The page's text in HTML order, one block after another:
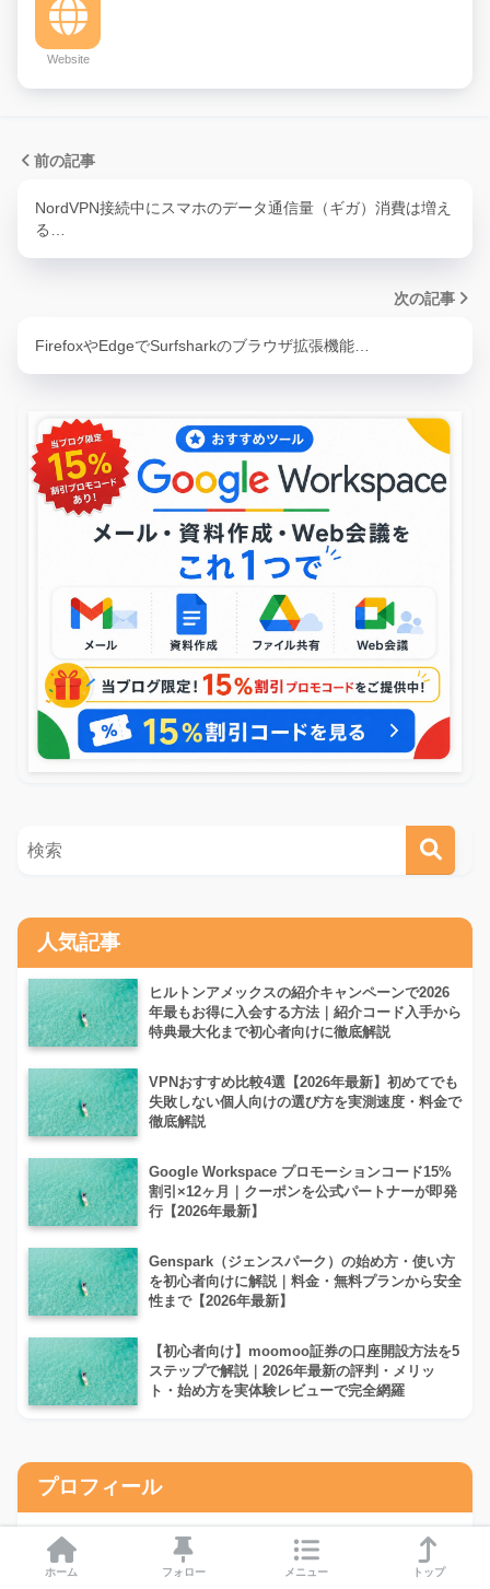
Website
前の記事
NordVPN接続中にスマホのデータ通信量（ギガ）消費は増え
る…
次の記事
FirefoxやEdgeでSurfsharkのブラウザ拡張機能…
人気記事
ヒルトンアメックスの紹介キャンペーンで2026
年最もお得に入会する方法｜紹介コード入手から
特典最大化まで初心者向けに徹底解説
VPNおすすめ比較4選【2026年最新】初めてでも
失敗しない個人向けの選び方を実測速度・料金で
徹底解説
Google Workspace プロモーションコード15%
割引×12ヶ月｜クーポンを公式パートナーが即発
行【2026年最新】
Genspark（ジェンスパーク）の始め方・使い方
を初心者向けに解説｜料金・無料プランから安全
性まで【2026年最新】
【初心者向け】moomoo証券の口座開設方法を5
ステップで解説｜2026年最新の評判・メリッ
ト・始め方を実体験レビューで完全網羅
プロフィール
ホーム フォロー メニュー トップ